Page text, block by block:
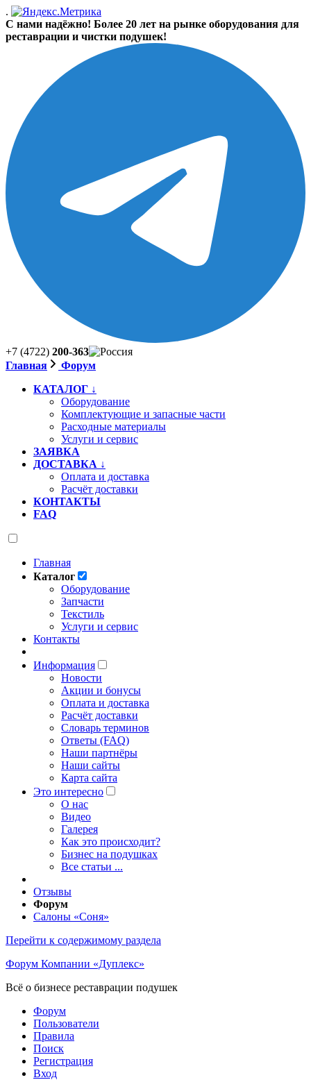
.
С нами надёжно! Более 20 лет на рынке оборудования для
реставрации и чистки подушек!
+7 (4722) 200-363
Главная
Форум
КАТАЛОГ ↓
Оборудование
Комплектующие и запасные части
Расходные материалы
Услуги и сервис
ЗАЯВКА
ДОСТАВКА ↓
Оплата и доставка
Расчёт доставки
КОНТАКТЫ
FAQ
Главная
Каталог
Оборудование
Запчасти
Текстиль
Услуги и сервис
Контакты
Информация
Новости
Акции и бонусы
Оплата и доставка
Расчёт доставки
Словарь терминов
Ответы (FAQ)
Наши партнёры
Наши сайты
Карта сайта
Это интересно
O нас
Видео
Галерея
Как это происходит?
Бизнес на подушках
Все статьи ...
Отзывы
Форум
Салоны «Соня»
Перейти к содержимому раздела
Форум Компании «Дуплекс»
Всё о бизнесе реставрации подушек
Форум
Пользователи
Правила
Поиск
Регистрация
Вход